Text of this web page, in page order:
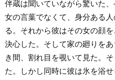
伴蔵は聞いていながら驚いた
女の言葉でなくて、身分ある
る。それから彼はその女の顔
決心した。そして家の廻りを
き間、割れ目を覗いて見た。
た。しかし同時に彼は氷を浴